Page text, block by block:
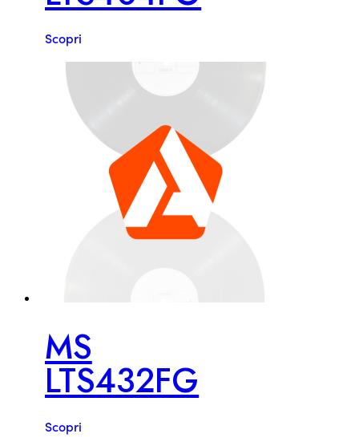
Scopri
MS
LTS432FG
Scopri